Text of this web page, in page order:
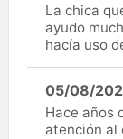
La chica
ayudo
hacía uso
05/08/
Hace años
atención al